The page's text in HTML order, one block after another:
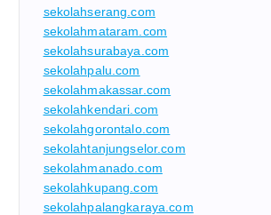
sekolahserang.com
sekolahmataram.com
sekolahsurabaya.com
sekolahpalu.com
sekolahmakassar.com
sekolahkendari.com
sekolahgorontalo.com
sekolahtanjungselor.com
sekolahmanado.com
sekolahkupang.com
sekolahpalangkaraya.com